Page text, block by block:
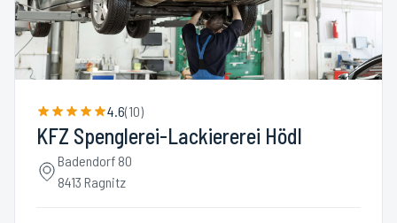
4.6(10)
KFZ Spenglerei-Lackiererei Hödl
Badendorf 80
8413 Ragnitz